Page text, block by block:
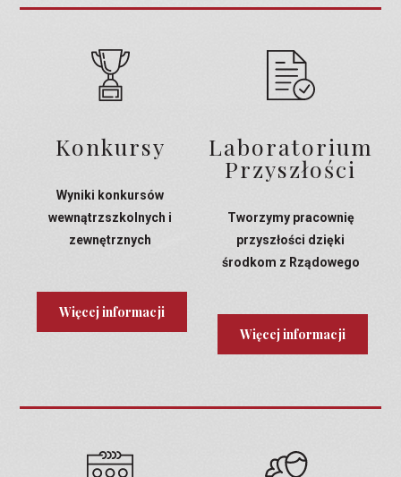
Konkursy
Wyniki konkursów
wewnątrzszkolnych i
zewnętrznych
Więcej informacji
Laboratorium
Przyszłości
Tworzymy pracownię
przyszłości dzięki
środkom z Rządowego
Więcej informacji